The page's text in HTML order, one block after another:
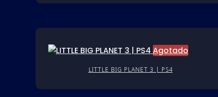
Agotado
LITTLE BIG PLANET 3 | PS4